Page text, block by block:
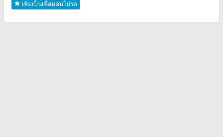
เพิ่มเป็นเพื่อนคนโปรด